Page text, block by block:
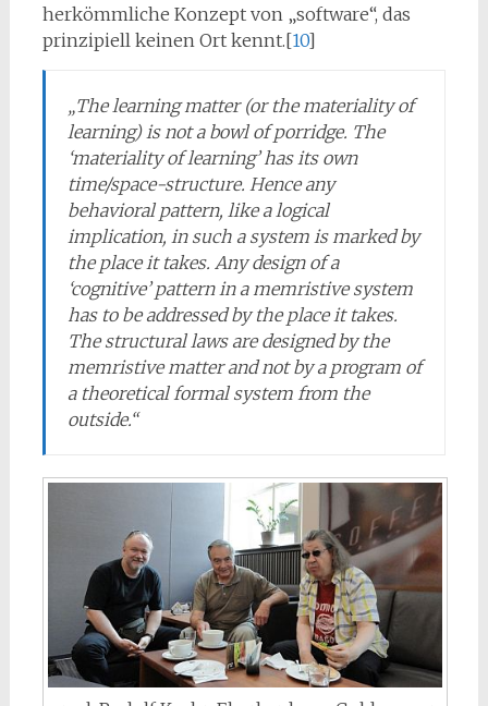
herkömmliche Konzept von „software“, das
prinzipiell keinen Ort kennt.[10]
„The learning matter (or the materiality of
learning) is not a bowl of porridge. The
‘materiality of learning’ has its own
time/space-structure. Hence any
behavioral pattern, like a logical
implication, in such a system is marked by
the place it takes. Any design of a
‘cognitive’ pattern in a memristive system
has to be addressed by the place it takes.
The structural laws are designed by the
memristive matter and not by a program of
a theoretical formal system from the
outside.“